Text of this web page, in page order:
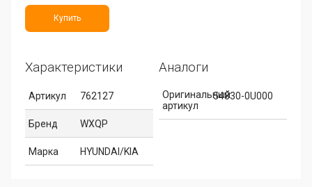
Купить
Характеристики
Артикул 762127
Бренд WXQP
Марка HYUNDAI/KIA
Аналоги
Оригинальный
артикул
54830-0U000